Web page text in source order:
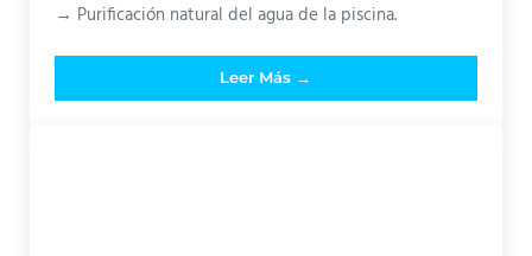
→ Purificación natural del agua de la piscina.
Leer Más →Proyecto purificación natural